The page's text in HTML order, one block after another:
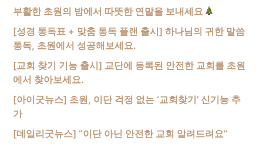
부활한 초원의 밤에서 따뜻한 연말을 보내세요
[성경 통독표 + 맞춤 통독 플랜 출시] 하나님의 귀한 말씀
통독, 초원에서 성공해보세요.
[교회 찾기 기능 출시] 교단에 등록된 안전한 교회를 초원
에서 찾아보세요.
[아이굿뉴스] 초원, 이단 걱정 없는 ‘교회찾기’ 신기능 추
가
[데일리굿뉴스] “이단 아닌 안전한 교회 알려드려요”